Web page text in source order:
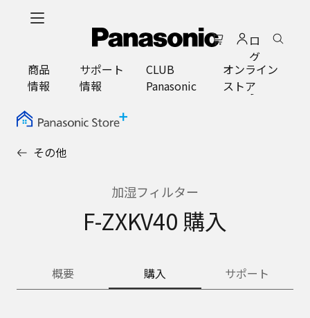
ロ
グ
イ
ン
商品
情報
サポート
情報
CLUB
Panasonic
オンライン
ストア
その他
加湿フィルター
F-ZXKV40 購入
概要 購入 サポート